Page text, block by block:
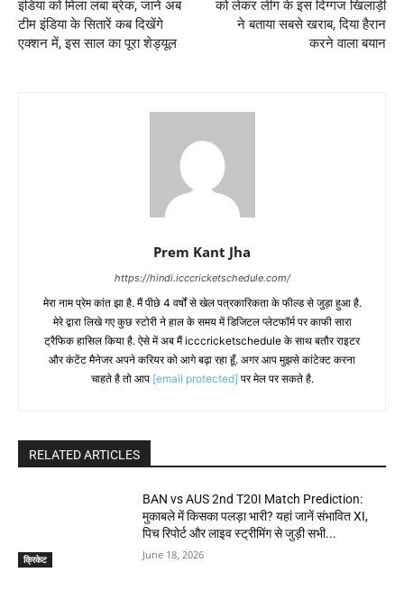
इंडिया को मिला लंबा ब्रेक, जानें अब
टीम इंडिया के सितारें कब दिखेंगे
एक्शन में, इस साल का पूरा शेड्यूल
को लेकर लीग के इस दिग्गज खिलाड़ी
ने बताया सबसे खराब, दिया हैरान
करने वाला बयान
Prem Kant Jha
https://hindi.icccricketschedule.com/
मेरा नाम प्रेम कांत झा है. मैं पीछे 4 वर्षों से खेल पत्रकारिकता के फील्ड से जुड़ा हुआ है.
मेरे द्वारा लिखे गए कुछ स्टोरी ने हाल के समय में डिजिटल प्लेटफॉर्म पर काफी सारा
ट्रैफिक हासिल किया है. ऐसे में अब मैं icccricketschedule के साथ बतौर राइटर
और कंटेंट मैनेजर अपने करियर को आगे बढ़ा रहा हूँ. अगर आप मुझसे कांटेक्ट करना
चाहते है तो आप [email protected] पर मेल पर सकते है.
RELATED ARTICLES
क्रिकेट
BAN vs AUS 2nd T20I Match Prediction:
मुकाबले में किसका पलड़ा भारी? यहां जानें संभावित XI,
पिच रिपोर्ट और लाइव स्ट्रीमिंग से जुड़ी सभी...
June 18, 2026